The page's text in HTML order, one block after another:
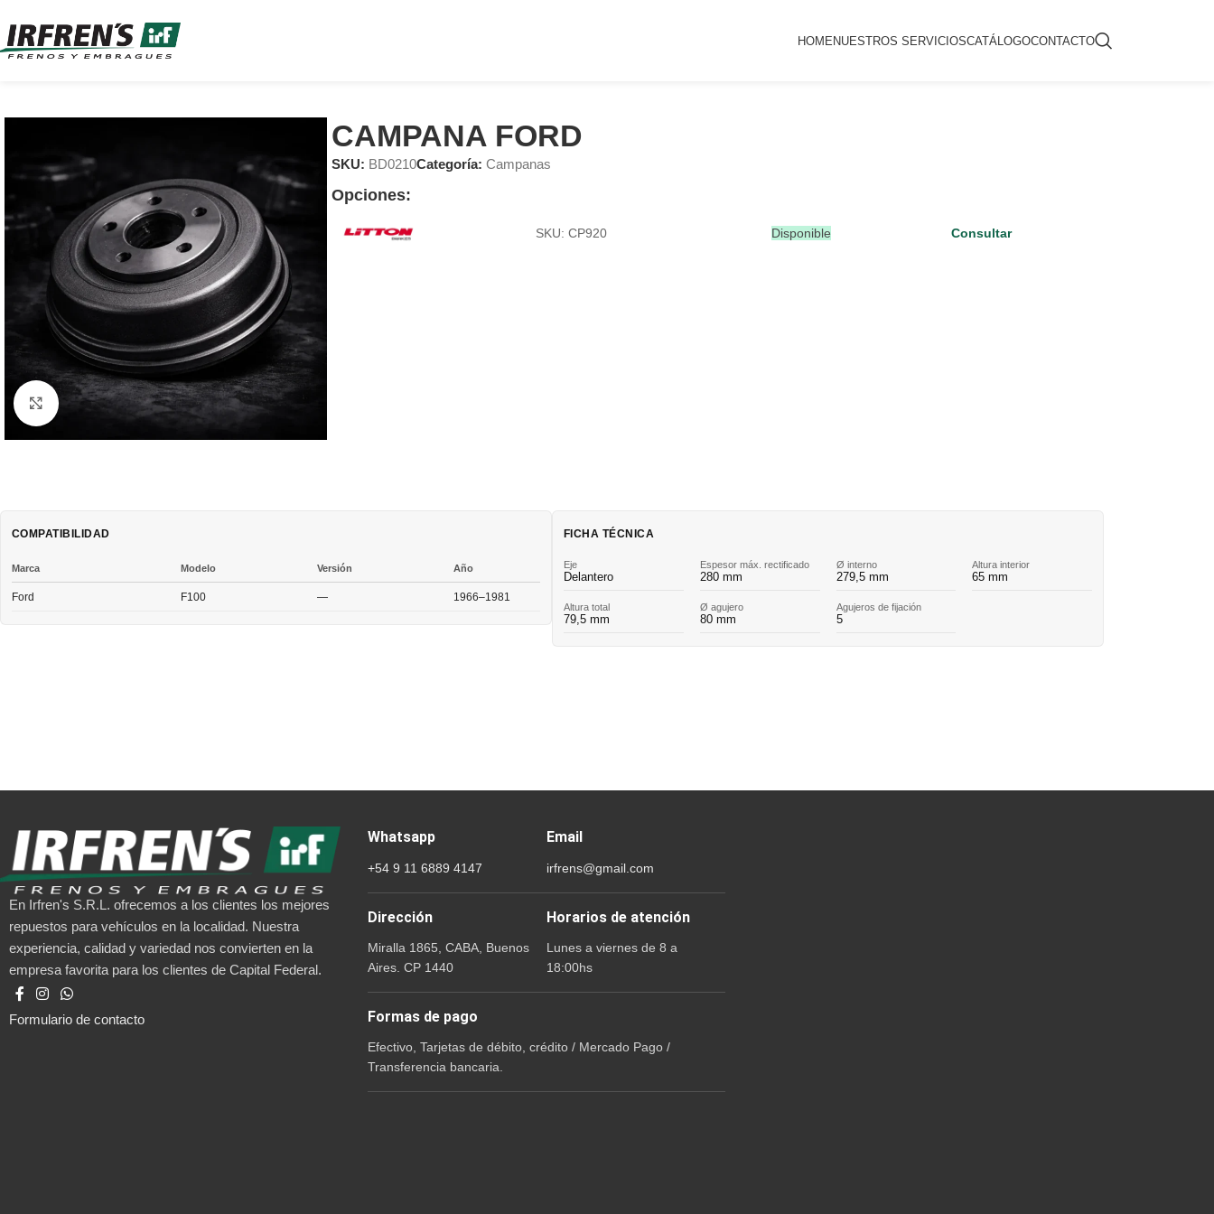
HOMENUESTROS SERVICIOSCATÁLOGOCONTACTO
Clic para ampliar
CAMPANA FORD
SKU: BD0210Categoría: Campanas
Opciones:
SKU: CP920 Disponible Consultar
COMPATIBILIDAD
Marca Modelo Versión Año
Ford F100 — 1966–1981
FICHA TÉCNICA
Eje
Delantero
Espesor máx. rectificado
280 mm
Ø interno
279,5 mm
Altura interior
65 mm
Altura total
79,5 mm
Ø agujero
80 mm
Agujeros de fijación
5
En Irfren's S.R.L. ofrecemos a los clientes los mejores
repuestos para vehículos en la localidad. Nuestra
experiencia, calidad y variedad nos convierten en la
empresa favorita para los clientes de Capital Federal.
Formulario de contacto
Whatsapp
+54 9 11 6889 4147
Email
irfrens@gmail.com
Dirección
Miralla 1865, CABA, Buenos
Aires. CP 1440
Horarios de atención
Lunes a viernes de 8 a
18:00hs
Formas de pago
Efectivo, Tarjetas de débito, crédito / Mercado Pago /
Transferencia bancaria.